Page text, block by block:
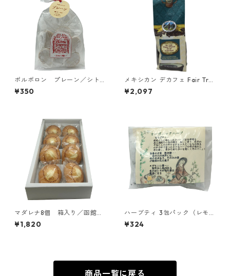
ポルボロン プレーン／シト
ー会 安心院（あじむ）トラ
ピスチヌ修道院
¥350
メキシカン デカフェ Fair Tra
de 豆340ｇ（Mystic Monk C
offee）／アメリカ カルメル
¥2,097
マダレナ8個 箱入り／函館ト
ラピスチヌ修道院 天使園
¥1,820
ハーブティ 3包パック（レモン
バーベナ、ローズマリー、リ
ンデンフラワー）3包パック／
¥324
商品一覧に戻る